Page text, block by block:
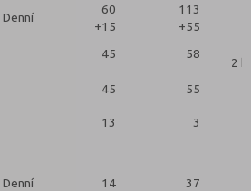
Denní
60
+15
113
+55
45 58
2
45 55
13 3
Denní 14 37